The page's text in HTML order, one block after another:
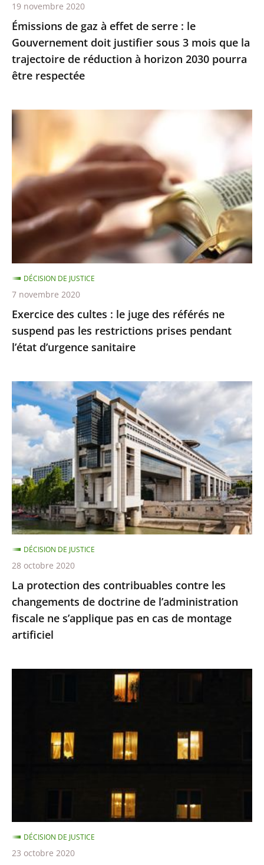
justifier
sous
3
mois
que
trajectoire
réduction
horizon
2030
être
respectée
Émissions de gaz à effet de serre : le
Gouvernement doit justifier sous 3 mois que la
trajectoire de réduction à horizon 2030 pourra
être respectée
19 novembre 2020
Exercice
cultes
le
juge
des
référés
suspend
pas
les
restrictions
prises
pendant
d’urgence
sanitaire
Exercice des cultes : le juge des référés ne
suspend pas les restrictions prises pendant
l’état d’urgence sanitaire
DÉCISION DE JUSTICE
7 novembre 2020
La
protection
des
contribuables
contre
les
changements
de
doctrine
de
l’administration
fiscale
ne
s’applique
pas
en
de
La protection des contribuables contre les
changements de doctrine de l’administration
fiscale ne s’applique pas en cas de montage
artificiel
DÉCISION DE JUSTICE
28 octobre 2020
suspendre
le
décret
DÉCISION DE JUSTICE
23 octobre 2020